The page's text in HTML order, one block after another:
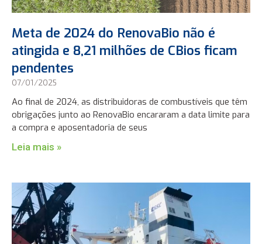
Meta de 2024 do RenovaBio não é
atingida e 8,21 milhões de CBios ficam
pendentes
07/01/2025
Ao final de 2024, as distribuidoras de combustíveis que têm
obrigações junto ao RenovaBio encararam a data limite para
a compra e aposentadoria de seus
Leia mais »